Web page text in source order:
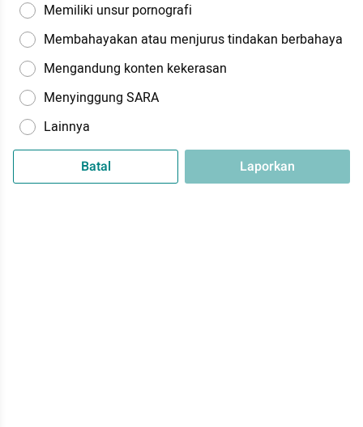
Memiliki unsur pornografi
Membahayakan atau menjurus tindakan berbahaya
Mengandung konten kekerasan
Menyinggung SARA
Lainnya
Batal Laporkan